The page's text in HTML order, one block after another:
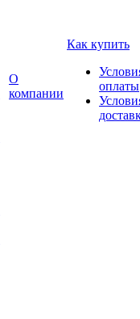
О
компании
Как купить
оплаты